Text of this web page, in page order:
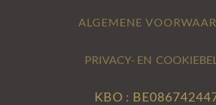
ALGEMENE
PRIVACY- EN
KBO :